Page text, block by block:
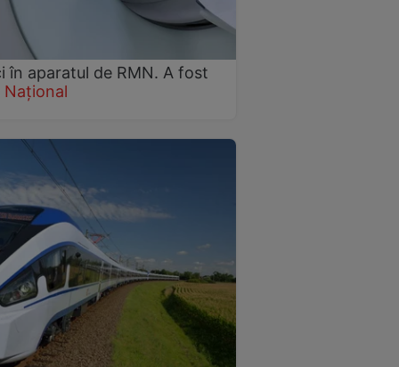
în aparatul de RMN. A fost
Național